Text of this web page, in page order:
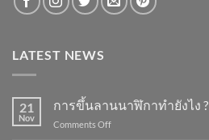
LATEST NEWS
21
Nov
การขึ้นลานนาฬิกาทำยังไง ?
Comments Offon